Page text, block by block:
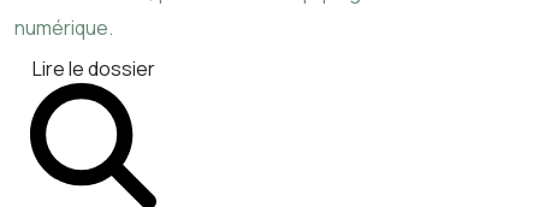
numérique.
Lire le dossier